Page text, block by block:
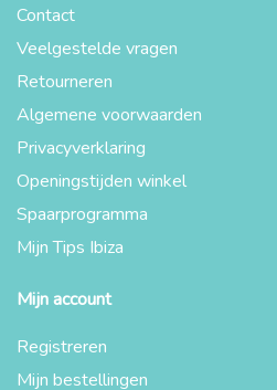
Contact
Veelgestelde vragen
Retourneren
Algemene voorwaarden
Privacyverklaring
Openingstijden winkel
Spaarprogramma
Mijn Tips Ibiza
Mijn account
Registreren
Mijn bestellingen